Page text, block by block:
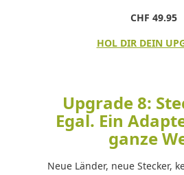
CHF 49.95
HOL DIR DEIN
Upgrade 8:
Egal. Ein
ganze
Neue Länder, neue Stecker,